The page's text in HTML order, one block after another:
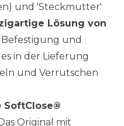
und 'Steckmutter'
Lösung von
und
in der Lieferung
und Verrutschen
SoftClose®
Original mit